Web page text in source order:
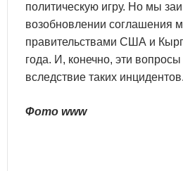
политическую игру. Но мы
возобновлении соглашения
правительствами США и
года. И, конечно, эти
вследствие таких инцидентов.
Фото www